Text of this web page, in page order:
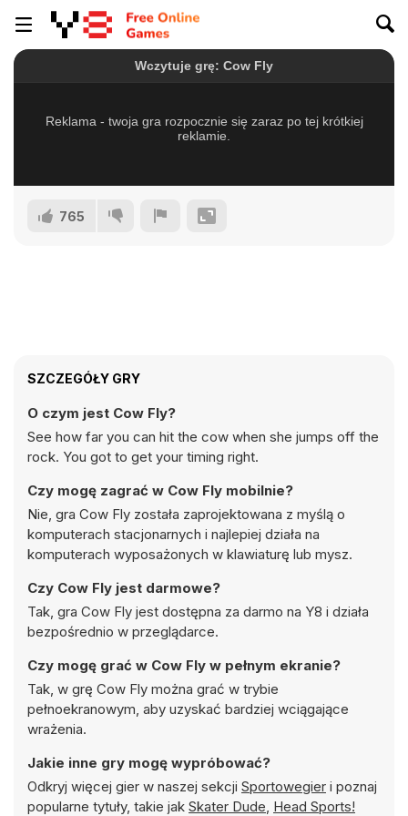
765
SZCZEGÓŁY GRY
O czym jest Cow Fly?
See how far you can hit the cow when she jumps off the
rock. You got to get your timing right.
Czy mogę zagrać w Cow Fly mobilnie?
Nie, gra Cow Fly została zaprojektowana z myślą o
komputerach stacjonarnych i najlepiej działa na
komputerach wyposażonych w klawiaturę lub mysz.
Czy Cow Fly jest darmowe?
Tak, gra Cow Fly jest dostępna za darmo na Y8 i działa
bezpośrednio w przeglądarce.
Czy mogę grać w Cow Fly w pełnym ekranie?
Tak, w grę Cow Fly można grać w trybie
pełnoekranowym, aby uzyskać bardziej wciągające
wrażenia.
Jakie inne gry mogę wypróbować?
Odkryj więcej gier w naszej sekcji Sportowegier i poznaj
popularne tytuły, takie jak Skater Dude, Head Sports!